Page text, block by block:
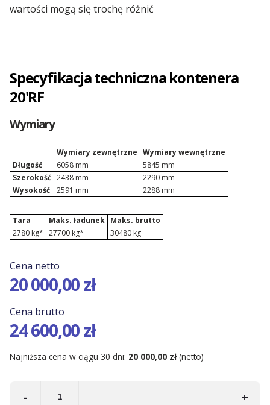
Kontenery Poznań
Kontenery Szczecin
Kontenery Wrocław
wartości mogą się trochę różnić
Specyfikacja techniczna kontenera
20'RF
Wymiary
Wymiary zewnętrzne Wymiary wewnętrzne
Długość
6058 mm
5845 mm
Szerokość 2438 mm
2290 mm
Wysokość
2591 mm 2288 mm
Tara Maks. ładunek Maks. brutto
2780 kg* 27700 kg* 30480 kg
Cena netto
20 000,00 zł
Cena brutto
24 600,00 zł
Najniższa cena w ciągu 30 dni: 20 000,00 zł (netto)
+
-